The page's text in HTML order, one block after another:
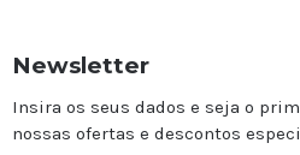
Newsletter
Insira os seus dados e seja o
nossas ofertas e descontos